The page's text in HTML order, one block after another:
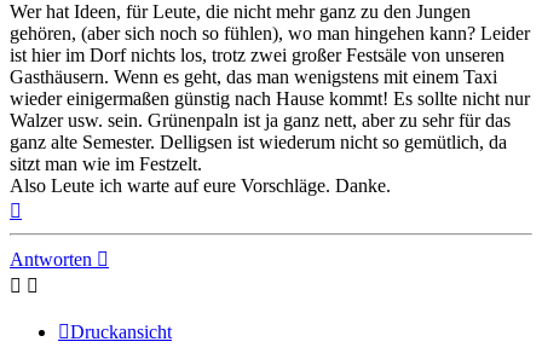
Wer hat Ideen, für Leute, die nicht mehr ganz zu den Jungen
gehören, (aber sich noch so fühlen), wo man hingehen kann? Leider
ist hier im Dorf nichts los, trotz zwei großer Festsäle von unseren
Gasthäusern. Wenn es geht, das man wenigstens mit einem Taxi
wieder einigermaßen günstig nach Hause kommt! Es sollte nicht nur
Walzer usw. sein. Grünenpaln ist ja ganz nett, aber zu sehr für das
ganz alte Semester. Delligsen ist wiederum nicht so gemütlich, da
sitzt man wie im Festzelt.
Also Leute ich warte auf eure Vorschläge. Danke.
Antworten
Druckansicht